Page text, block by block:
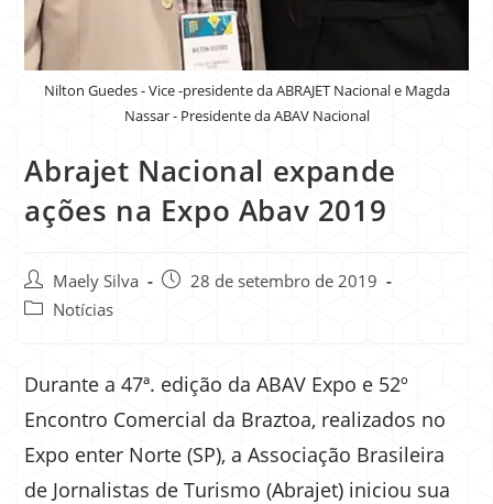
Nilton Guedes - Vice -presidente da ABRAJET Nacional e Magda
Nassar - Presidente da ABAV Nacional
Abrajet Nacional expande
ações na Expo Abav 2019
Maely Silva
28 de setembro de 2019
Notícias
Durante a 47ª. edição da ABAV Expo e 52º
Encontro Comercial da Braztoa, realizados no
Expo enter Norte (SP), a Associação Brasileira
de Jornalistas de Turismo (Abrajet) iniciou sua